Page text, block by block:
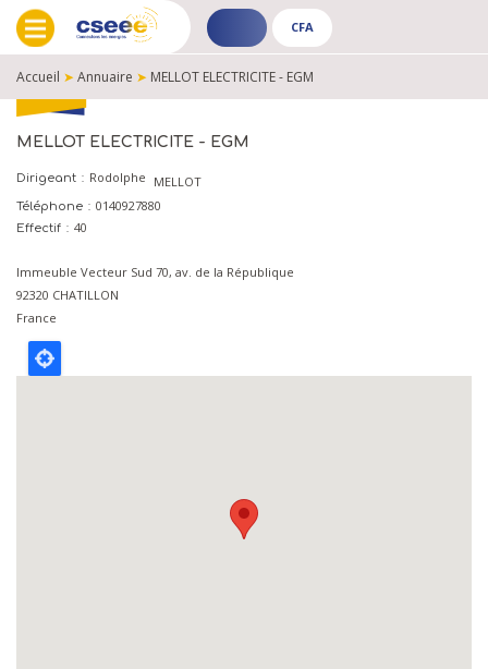
ADHÉRENT
-
PUBLIC
CFA
-
PUBLIC
CFA
FIL
Accueil ➤Annuaire ➤ MELLOT ELECTRICITE - EGM
MELLOT ELECTRICITE - EGM
Dirigeant Rodolphe MELLOT
Téléphone 0140927880
Effectif 40
Immeuble Vecteur Sud 70, av. de la République
92320 CHATILLON
France